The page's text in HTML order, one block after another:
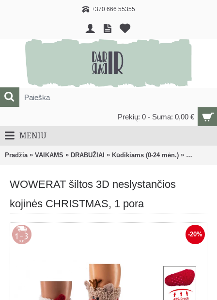
+370 666 55355
Prekių: 0 - Suma: 0,00 €
MENIU
Pradžia » VAIKAMS » DRABUŽIAI » Kūdikiams (0-24 mėn.) » Kojinės ir
WOWERAT šiltos 3D neslystančios
kojinės CHRISTMAS, 1 pora
-20%